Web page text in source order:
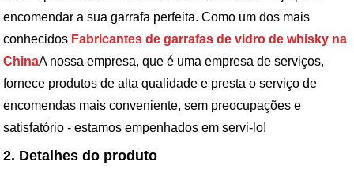
encomendar a sua garrafa perfeita. Como um dos mais
conhecidos Fabricantes de garrafas de vidro de whisky na
ChinaA nossa empresa, que é uma empresa de serviços,
fornece produtos de alta qualidade e presta o serviço de
encomendas mais conveniente, sem preocupações e
satisfatório - estamos empenhados em servi-lo!
2. Detalhes do produto